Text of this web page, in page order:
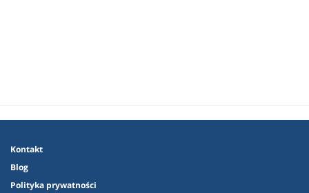
Kontakt
Blog
Polityka prywatności